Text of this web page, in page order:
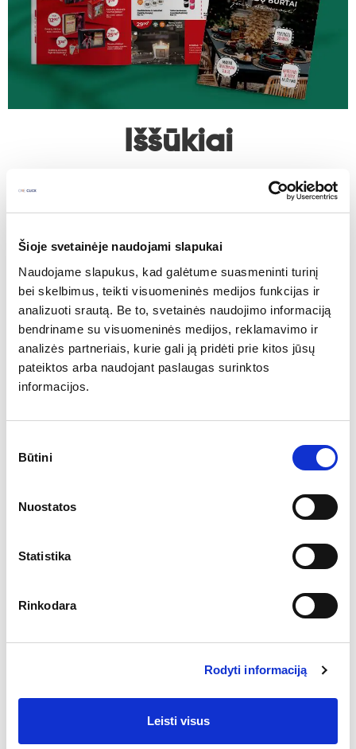
Šioje svetainėje naudojami slapukai
Naudojame slapukus, kad galėtume suasmeninti turinį
bei skelbimus, teikti visuomeninės medijos funkcijas ir
analizuoti srautą. Be to, svetainės naudojimo informaciją
bendriname su visuomeninės medijos, reklamavimo ir
analizės partneriais, kurie gali ją pridėti prie kitos jūsų
pateiktos arba naudojant paslaugas surinktos
informacijos.
pasirinkimas
Būtini
Nuostatos
Statistika
Rinkodara
Rodyti informaciją
Leisti visus
Iššūkiai
Leidinys buvo kuriamas be pradinio vizualinio
Produktų įvaizdinių fotografijų trūkumas;
Svarbiausių produktų atrinkimas ir suskirstymas į
kategorijas.
Sprendimai
Atlikta profesionali produktų fotosesija;